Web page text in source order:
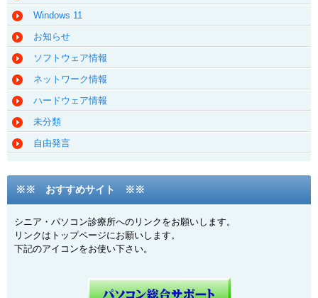
Windows 11
お知らせ
ソフトウェア情報
ネットワーク情報
ハードウェア情報
未分類
自由発言
※※ おすすめサイト ※※
シニア・パソコン診療所へのリンクをお願いします。
リンクはトップページにお願いします。
下記のアイコンをお使い下さい。